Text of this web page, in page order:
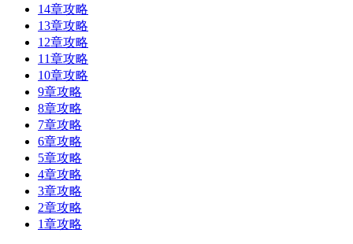
14章攻略
13章攻略
12章攻略
11章攻略
10章攻略
9章攻略
8章攻略
7章攻略
6章攻略
5章攻略
4章攻略
3章攻略
2章攻略
1章攻略